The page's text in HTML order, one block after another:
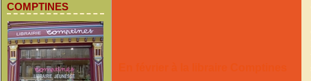
COMPTINES